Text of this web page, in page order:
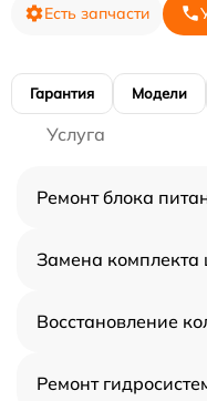
Есть запчасти
Гарантия Модели
Услуга
Ремонт блока
Замена комплекта
Восстановление
Ремонт